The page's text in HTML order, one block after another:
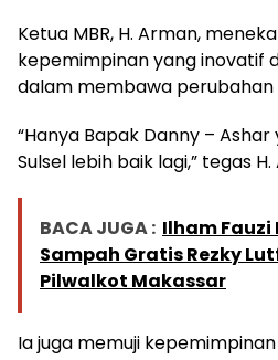
Ketua MBR, H. Arman,
kepemimpinan yang inovatif
dalam membawa perubahan
“Hanya Bapak Danny –
Sulsel lebih baik lagi,” tegas
BACA JUGA : Ilham
Sampah Gratis Rezky
Pilwalkot Makassar
Ia juga memuji